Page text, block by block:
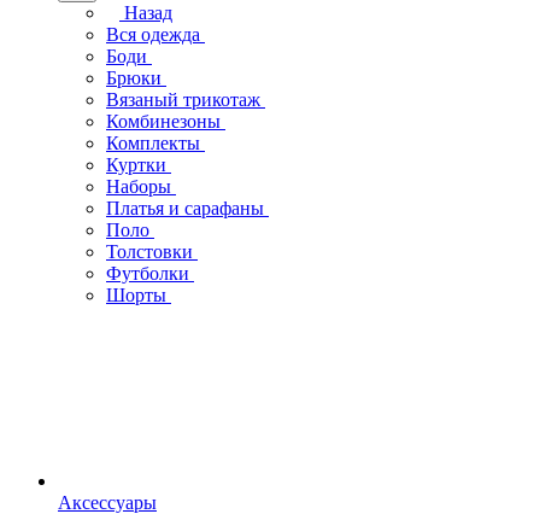
Назад
Вся одежда
Боди
Брюки
Вязаный трикотаж
Комбинезоны
Комплекты
Куртки
Наборы
Платья и сарафаны
Поло
Толстовки
Футболки
Шорты
Аксессуары